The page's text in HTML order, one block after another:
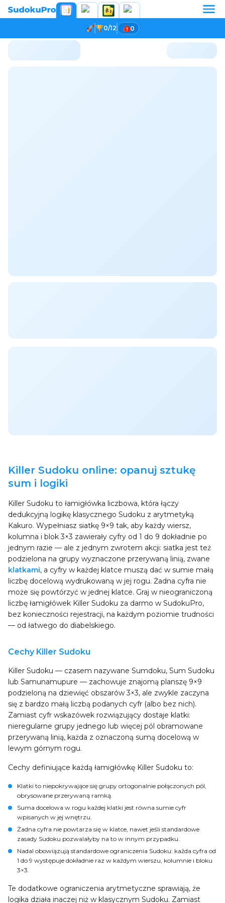
0/12 0
Killer Sudoku online: opanuj sztukę
sum i logiki
Killer Sudoku to łamigłówka liczbowa, która łączy
dedukcyjną logikę klasycznego Sudoku z arytmetyką
Kakuro. Wypełniasz siatkę 9×9 tak, aby każdy wiersz,
kolumna i blok 3×3 zawierały cyfry od 1 do 9 dokładnie po
jednym razie — ale z jednym zwrotem akcji: siatka jest też
podzielona na grupy wyznaczone przerywaną linią, zwane
klatkami, a cyfry w każdej klatce muszą dać w sumie małą
liczbę docelową wydrukowaną w jej rogu. Żadna cyfra nie
może się powtórzyć w jednej klatce. Graj w nieograniczoną
liczbę łamigłówek Killer Sudoku za darmo w SudokuPro,
bez konieczności rejestracji, na każdym poziomie trudności
— od łatwego do diabelskiego.
Cechy Killer Sudoku
Killer Sudoku — czasem nazywane Sumdoku, Sum Sudoku
lub Samunamupure — zachowuje znajomą planszę 9×9
podzieloną na dziewięć obszarów 3×3, ale zwykle zaczyna
się z bardzo małą liczbą podanych cyfr (albo bez nich).
Zamiast cyfr wskazówek rozwiązujący dostaje klatki:
nieregularne grupy jednego lub więcej pól obramowane
przerywaną linią, każda z oznaczoną sumą docelową w
lewym górnym rogu.
Cechy definiujące każdą łamigłówkę Killer Sudoku to:
Klatki to niepokrywające się grupy ortogonalnie połączonych pól,
obrysowane przerywaną ramką.
Suma docelowa w rogu każdej klatki jest równa sumie cyfr
wpisanych w jej wnętrzu.
Żadna cyfra nie powtarza się w klatce, nawet jeśli standardowe
zasady Sudoku pozwalałyby na to w innym przypadku.
Nadal obowiązują standardowe ograniczenia Sudoku: każda cyfra od
1 do 9 występuje dokładnie raz w każdym wierszu, kolumnie i bloku
3×3.
Te dodatkowe ograniczenia arytmetyczne sprawiają, że
logika działa inaczej niż w klasycznym Sudoku. Zamiast